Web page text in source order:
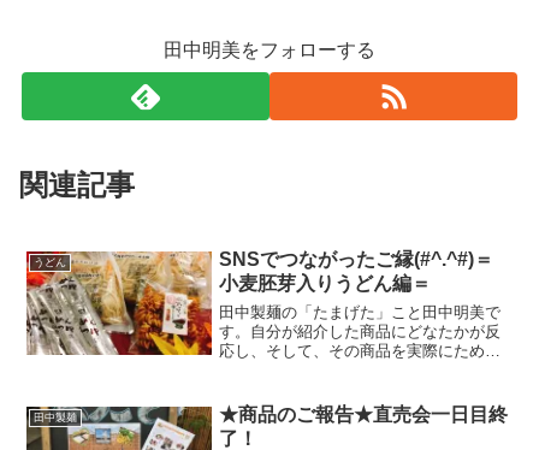
田中明美をフォローする
関連記事
うどん
SNSでつながったご縁(#^.^#)＝
小麦胚芽入りうどん編＝
田中製麺の「たまげた」こと田中明美で
す。自分が紹介した商品にどなたかが反
応し、そして、その商品を実際にためし
あったのでブログに書いてみようと思い
ます。それはさかのぼるこ...
田中製麺
★商品のご報告★直売会一日目終
了！